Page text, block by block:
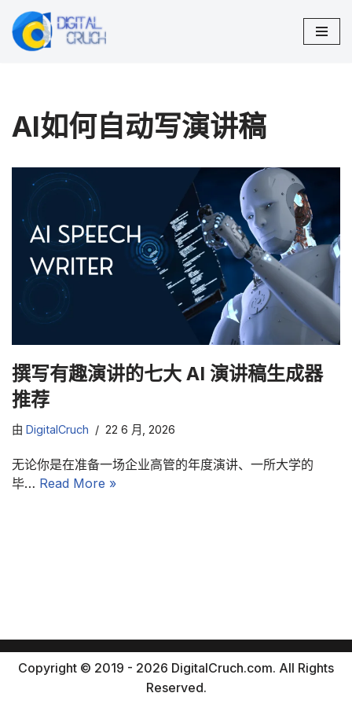
跳
AI如何自动写演讲稿
撰写有趣演讲的七大 AI 演讲稿生成器
推荐
由 DigitalCruch 22 6 月, 2026
无论你是在准备一场企业高管的年度演讲、一所大学的
毕… Read More »
Copyright © 2019 - 2026 DigitalCruch.com. All Rights
Reserved.